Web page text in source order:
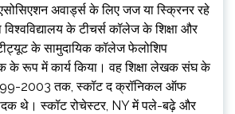
अवार्ड्स के लिए जज या स्क्रिनर रहे
के टीचर्स कॉलेज के शिक्षा और
के सामुदायिक कॉलेज फेलोशिप
के रूप में कार्य किया। वह शिक्षा लेखक संघ के
2003 तक, स्कॉट द क्रॉनिकल ऑफ
थे। स्कॉट रोचेस्टर, NY में पले-बढ़े और